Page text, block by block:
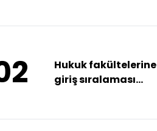
Hukuk fakültelerine
giriş sıralaması